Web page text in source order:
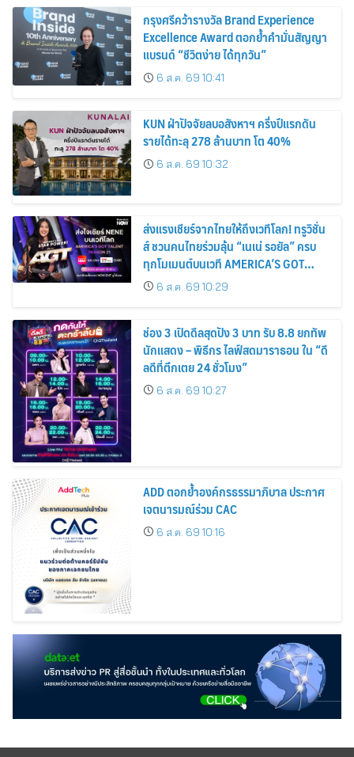
กรุงศรีคว้ารางวัล Brand Experience
Excellence Award ตอกย้ำคำมั่นสัญญา
แบรนด์ “ชีวิตง่าย ได้ทุกวัน”
6 ส.ค. 69 10:41
KUN ฝ่าปัจจัยลบอสังหาฯ ครึ่งปีแรกดัน
รายได้ทะลุ 278 ล้านบาท โต 40%
6 ส.ค. 69 10:32
ส่งแรงเชียร์จากไทยให้ถึงเวทีโลก! ทรูวิชั่น
ส์ ชวนคนไทยร่วมลุ้น “เนเน่ รอยัล” ครบ
ทุกโมเมนต์บนเวที AMERICA’S GOT
TALENT SEASON 21
6 ส.ค. 69 10:29
ช่อง 3 เปิดดีลสุดปัง 3 บาท รับ 8.8 ยกทัพ
นักแสดง – พิธีกร ไลฟ์สดมาราธอน ใน “ดี
ลดีที่ตึกเตย 24 ชั่วโมง”
6 ส.ค. 69 10:27
ADD ตอกย้ำองค์กรธรรมาภิบาล ประกาศ
เจตนารมณ์ร่วม CAC
6 ส.ค. 69 10:16